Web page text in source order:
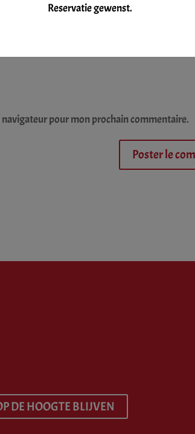
pour mon prochain commentaire.
DE HOOGTE BLIJVEN
Reservatie gewenst.